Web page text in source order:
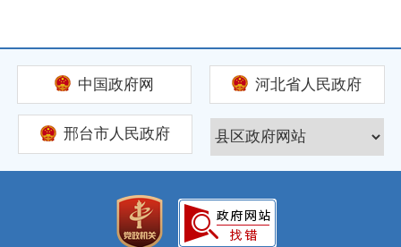
中国政府网 河北省人民政府
邢台市人民政府